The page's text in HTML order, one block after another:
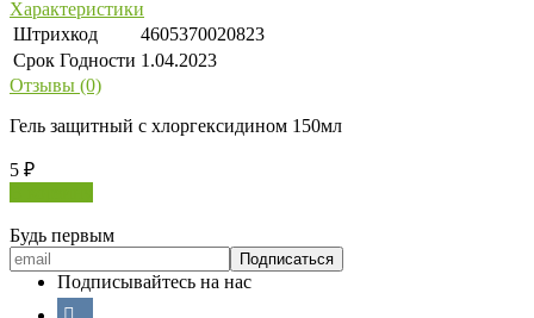
Характеристики
Штрихкод
4605370020823
Срок Годности 1.04.2023
Отзывы (0)
Гель защитный с хлоргексидином 150мл
5 ₽
Будь первым
Подписывайтесь на нас